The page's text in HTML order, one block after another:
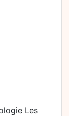
Les